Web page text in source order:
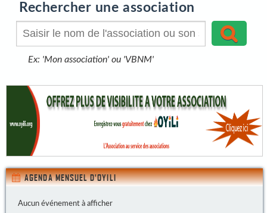
Rechercher une association
Ex: 'Mon association' ou 'VBNM'
AGENDA MENSUEL D'OYILI
Aucun événement à afficher